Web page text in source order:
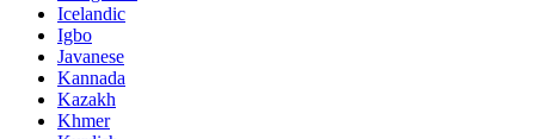
Icelandic
Igbo
Javanese
Kannada
Kazakh
Khmer